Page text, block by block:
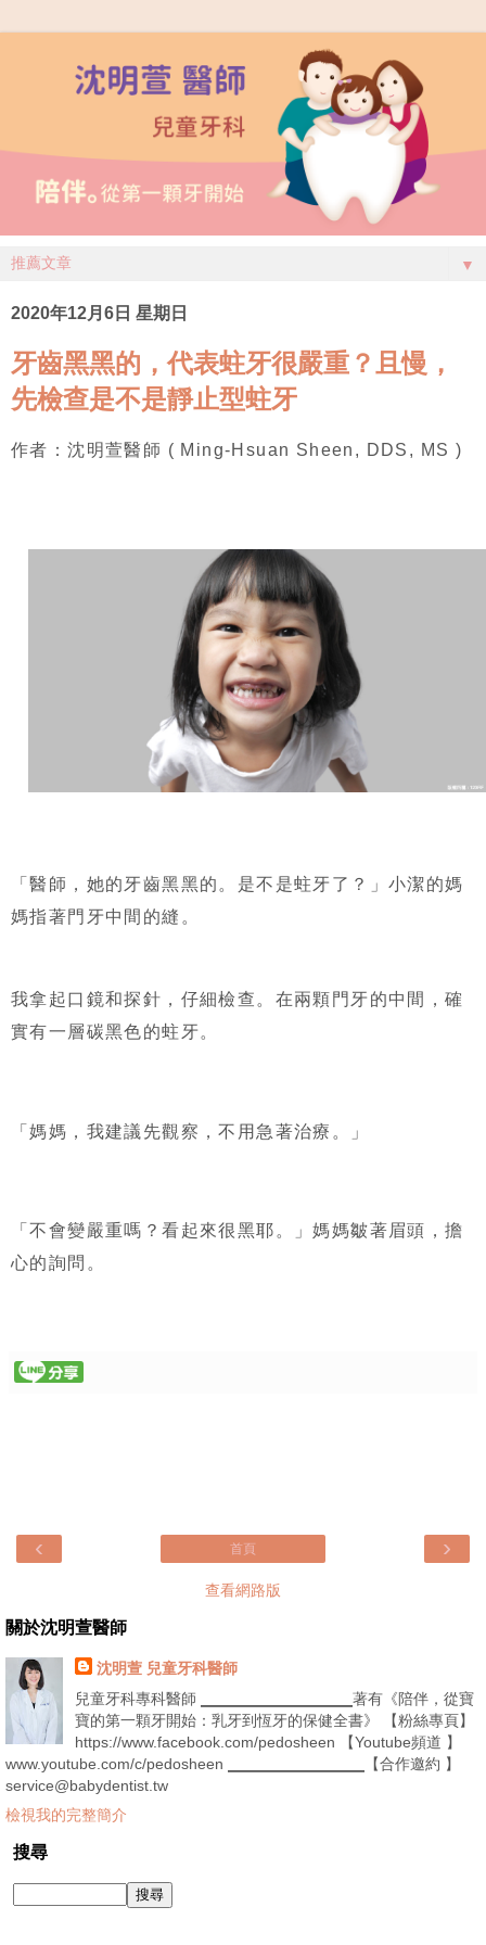
▼
2020年12月6日 星期日
牙齒黑黑的，代表蛀牙很嚴重？且慢，
先檢查是不是靜止型蛀牙
作者：沈明萱醫師 ( Ming-Hsuan Sheen, DDS, MS )
「醫師，她的牙齒黑黑的。是不是蛀牙了？」小潔的媽
媽指著門牙中間的縫。
我拿起口鏡和探針，仔細檢查。在兩顆門牙的中間，確
實有一層碳黑色的蛀牙。
「媽媽，我建議先觀察，不用急著治療。」
「不會變嚴重嗎？看起來很黑耶。」媽媽皺著眉頭，擔
心的詢問。
‹ ›
首頁
查看網路版
關於沈明萱醫師
沈明萱 兒童牙科醫師
兒童牙科專科醫師 ▁▁▁▁▁▁▁▁▁▁著有《陪伴，從寶
寶的第一顆牙開始：乳牙到恆牙的保健全書》 【粉絲專頁】
https://www.facebook.com/pedosheen 【Youtube頻道 】
www.youtube.com/c/pedosheen ▁▁▁▁▁▁▁▁▁【合作邀約 】
service@babydentist.tw
檢視我的完整簡介
搜尋